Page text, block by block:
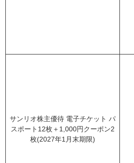
サンリオ株主優待 電子チケット パ
スポート12枚＋1,000円クーポン2
枚(2027年1月末期限)